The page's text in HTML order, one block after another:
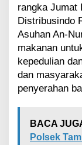
rangka Jumat
Distribusindo
Asuhan An-
makanan
kepedulian
dan
penyerahan
BACA
Polsek